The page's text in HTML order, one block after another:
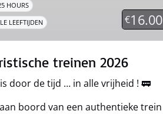
€16.00
HOURS
LEEFTIJDEN
treinen 2026
door de tijd … in alle vrijheid ! 🚃
boord van een authentieke trein